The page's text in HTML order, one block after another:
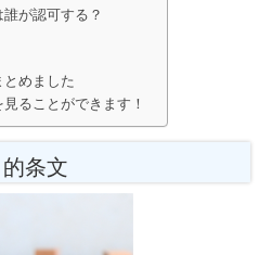
が認可する？
めました
ることができます！
条文